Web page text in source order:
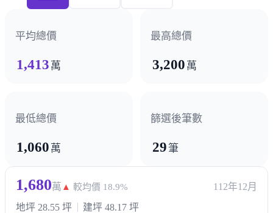
平均總價
1,413 萬
最高總價
3,200 萬
最低總價
1,060 萬
篩選後筆數
29筆
1,680萬 ▲ 較均價 18.9%
112年12月
地坪 28.55 坪
建坪 48.17 坪